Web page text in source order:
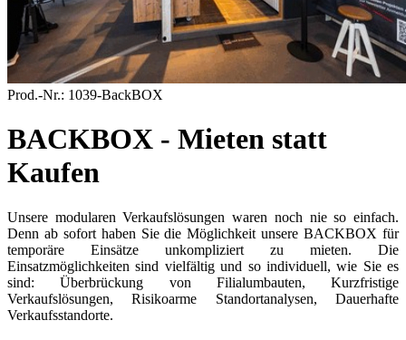
Prod.-Nr.: 1039-BackBOX
BACKBOX - Mieten statt
Kaufen
Unsere modularen Verkaufslösungen waren noch nie so einfach.
Denn ab sofort haben Sie die Möglichkeit unsere BACKBOX für
temporäre Einsätze unkompliziert zu mieten. Die
Einsatzmöglichkeiten sind vielfältig und so individuell, wie Sie es
sind: Überbrückung von Filialumbauten, Kurzfristige
Verkaufslösungen, Risikoarme Standortanalysen, Dauerhafte
Verkaufsstandorte.